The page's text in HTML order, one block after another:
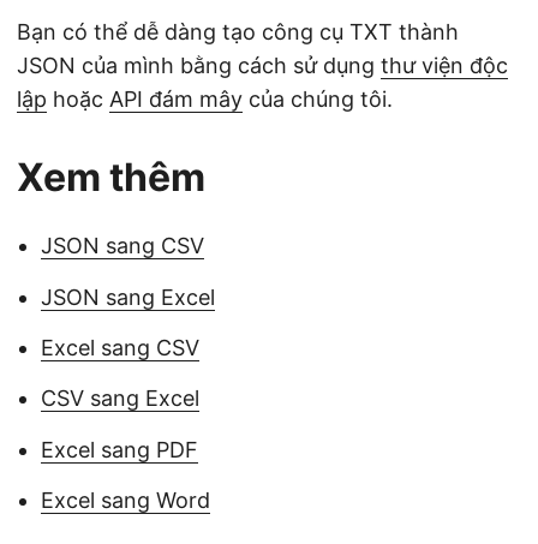
Bạn có thể dễ dàng tạo công cụ TXT thành
JSON của mình bằng cách sử dụng thư viện độc
lập hoặc API đám mây của chúng tôi.
Xem thêm
JSON sang CSV
JSON sang Excel
Excel sang CSV
CSV sang Excel
Excel sang PDF
Excel sang Word